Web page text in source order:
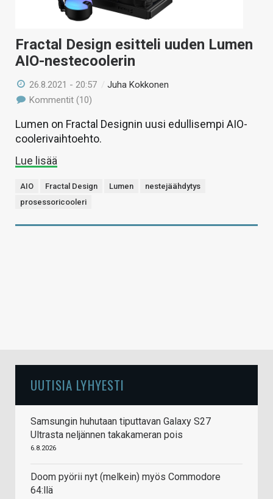
Fractal Design esitteli uuden Lumen
AIO-nestecoolerin
26.8.2021 - 20:57 /Juha Kokkonen
Kommentit (10)
Lumen on Fractal Designin uusi edullisempi AIO-
coolerivaihtoehto.
Lue lisää
AIO Fractal Design Lumen
nestejäähdytys
prosessoricooleri
UUTISIA LYHYESTI
Samsungin huhutaan tiputtavan Galaxy S27
Ultrasta neljännen takakameran pois
6.8.2026
Doom pyörii nyt (melkein) myös Commodore
64:llä